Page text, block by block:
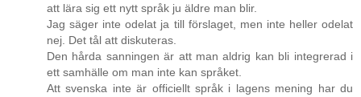
att lära sig ett nytt språk ju äldre man blir.
Jag säger inte odelat ja till förslaget, men inte heller odelat
nej. Det tål att diskuteras.
Den hårda sanningen är att man aldrig kan bli integrerad i
ett samhälle om man inte kan språket.
Att svenska inte är officiellt språk i lagens mening har du